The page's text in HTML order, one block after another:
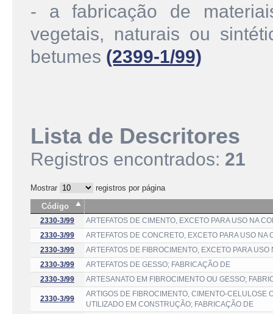
- a fabricação de
vegetais, naturais ou
betumes (2399-1/99)
Lista de Descritores
Registros encontrados: 21
Mostrar
registros por página
Código
2330-3/99
ARTEFATOS DE CIMENTO, EXCETO PARA USO NA
2330-3/99
ARTEFATOS DE CONCRETO, EXCETO PARA USO NA
2330-3/99
ARTEFATOS DE FIBROCIMENTO, EXCETO PARA
2330-3/99
ARTEFATOS DE GESSO; FABRICAÇÃO DE
2330-3/99
ARTESANATO EM FIBROCIMENTO OU GESSO;
2330-3/99
ARTIGOS DE FIBROCIMENTO, CIMENTO-CELULOSE
UTILIZADO EM CONSTRUÇÃO; FABRICAÇÃO DE